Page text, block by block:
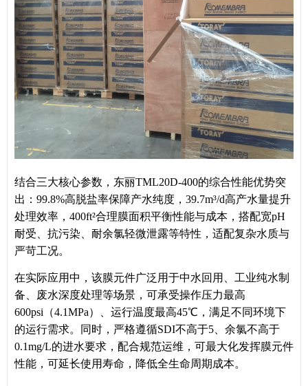
结合三大核心参数，东丽TML20D-400的综合性能优势突
出：99.8%高脱盐率保障产水纯度，39.7m³/d高产水量提升
处理效率，400ft²合理膜面积平衡性能与成本，搭配宽pH
耐受、抗污染、耐余氯轻微泄露等特性，适配复杂水质与
严苛工况。
在实际应用中，该膜元件广泛用于中水回用、工业纯水制
备、废水深度处理等场景，可承受操作压力最高
600psi（4.1MPa）、运行温度最高45℃，满足不同环境下
的运行需求。同时，严格遵循SDI不高于5、余氯不高于
0.1mg/L的进水要求，配合规范运维，可最大化发挥膜元件
性能，可延长使用寿命，降低全生命周期成本。